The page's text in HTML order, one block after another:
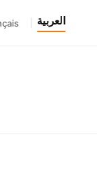
العربية